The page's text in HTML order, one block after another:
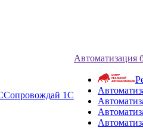
Сопровождай 1С
Автоматизация